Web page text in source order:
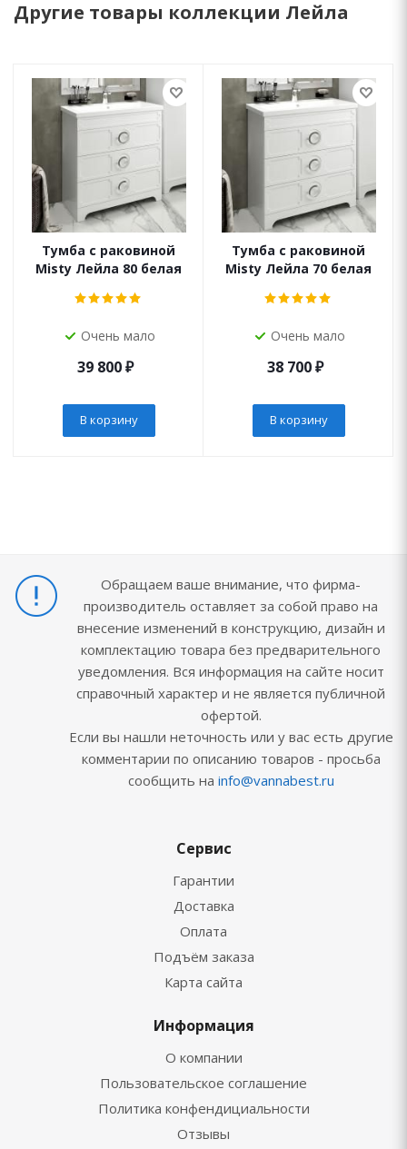
Другие товары коллекции Лейла
Тумба с раковиной
Misty Лейла 80 белая
Очень мало
39 800₽
В корзину
Тумба с раковиной
Misty Лейла 70 белая
Очень мало
38 700₽
В корзину
Обращаем ваше внимание, что фирма-
производитель оставляет за собой право на
внесение изменений в конструкцию, дизайн и
комплектацию товара без предварительного
уведомления. Вся информация на сайте носит
справочный характер и не является публичной
офертой.
Если вы нашли неточность или у вас есть другие
комментарии по описанию товаров - просьба
сообщить на info@vannabest.ru
Сервис
Гарантии
Доставка
Оплата
Подъём заказа
Карта сайта
Информация
О компании
Пользовательское соглашение
Политика конфендициальности
Отзывы